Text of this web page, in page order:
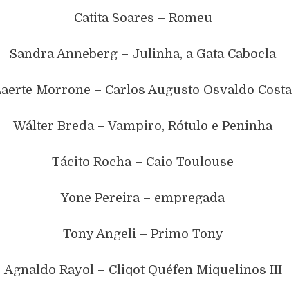
Catita Soares – Romeu
Sandra Anneberg – Julinha, a Gata Cabocla
Morrone – Carlos Augusto Osvaldo Costa
Wálter Breda – Vampiro, Rótulo e Peninha
Tácito Rocha – Caio Toulouse
Yone Pereira – empregada
Tony Angeli – Primo Tony
Agnaldo Rayol – Cliqot Quéfen Miquelinos III